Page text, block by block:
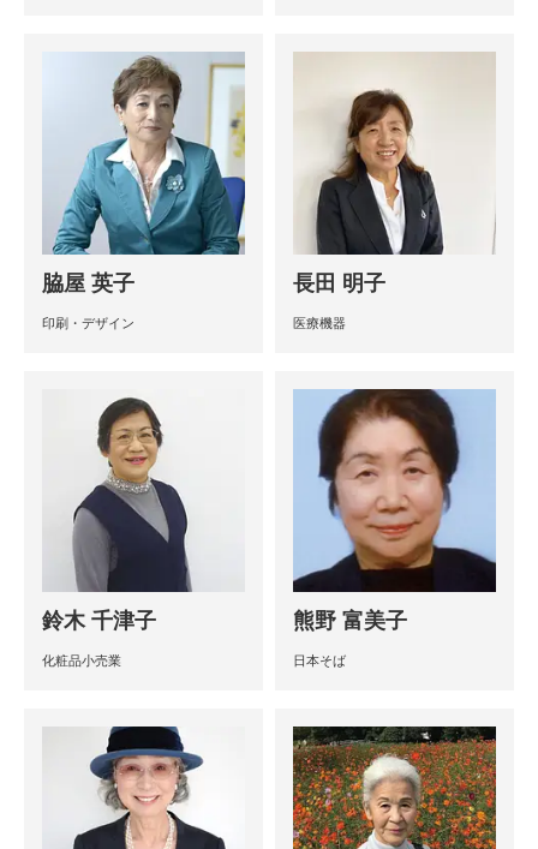
脇屋 英子
印刷・デザイン
長田 明子
医療機器
鈴木 千津子
化粧品小売業
熊野 富美子
日本そば